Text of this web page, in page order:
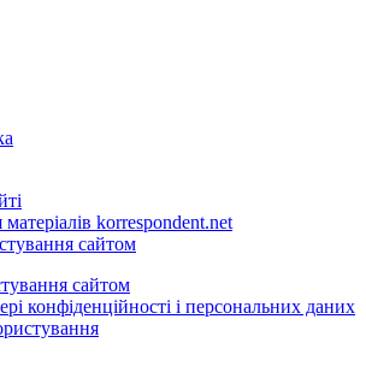
korrespondent.net
сайтом
сайтом
конфіденційності і персональних даних